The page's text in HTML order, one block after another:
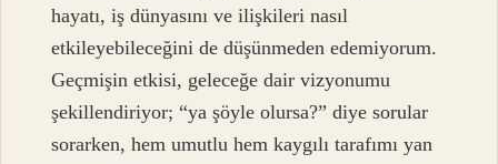
hayatı, iş dünyasını ve ilişkileri nasıl
etkileyebileceğini de düşünmeden edemiyorum.
Geçmişin etkisi, geleceğe dair vizyonumu
şekillendiriyor; “ya şöyle olursa?” diye sorular
sorarken, hem umutlu hem kaygılı tarafımı yan